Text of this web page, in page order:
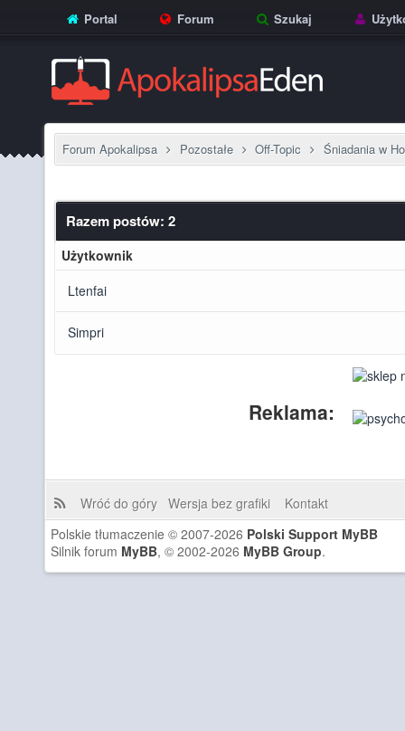
Portal Forum Szukaj
Forum Apokalipsa Pozostałe Off-Topic Śniadania w
Razem postów: 2
Użytkownik
Ltenfai
Simpri
Reklama:
Wróć do góry Wersja bez grafiki
Kontakt
Polskie tłumaczenie © 2007-2026 Polski Support MyBB
Silnik forum MyBB, © 2002-2026 MyBB Group.